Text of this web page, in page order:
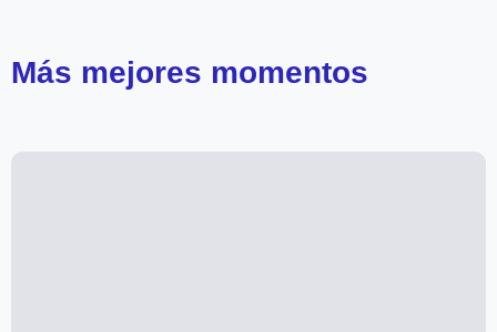
Más mejores momentos